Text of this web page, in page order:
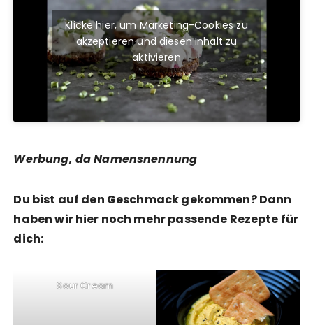
Klicke hier, um Marketing-Cookies zu
akzeptieren und diesen Inhalt zu
aktivieren
Werbung, da Namensnennung
Du bist auf den Geschmack gekommen? Dann
haben wir hier noch mehr passende Rezepte für
dich:
Sour Cream